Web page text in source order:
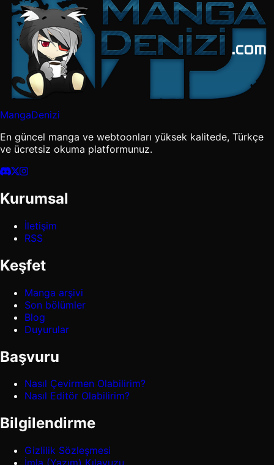
MangaDenizi
En güncel manga ve webtoonları yüksek kalitede, Türkçe
ve ücretsiz okuma platformunuz.
Kurumsal
İletişim
RSS
Keşfet
Manga arşivi
Son bölümler
Blog
Duyurular
Başvuru
Nasıl Çevirmen Olabilirim?
Nasıl Editör Olabilirim?
Bilgilendirme
Gizlilik Sözleşmesi